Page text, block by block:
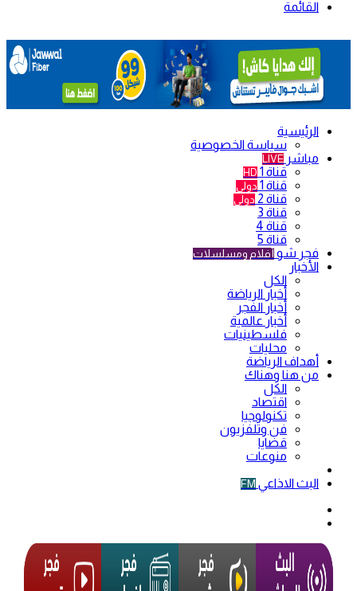
القائمة
الرئيسية
سياسة الخصوصية
مباشر LIVE
قناة 1 HD
قناة 1 دولي
قناة 2 دولي
قناة 3
قناة 4
قناة 5
فجر شو أفلام ومسلسلات
الأخبار
الكل
أخبار الرياضة
أخبار الفجر
أخبار عالمية
فلسطينيات
محليات
أهداف الرياضة
من هنا وهناك
الكل
اقتصاد
تكنولوجيا
فن وتلفزيون
قضايا
منوعات
البث الاذاعي FM